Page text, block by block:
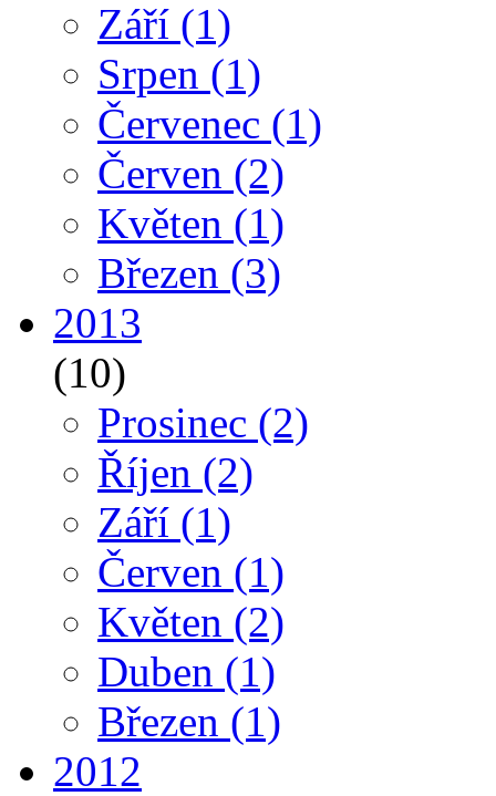
Září (1)
Srpen (1)
Červenec (1)
Červen (2)
Květen (1)
Březen (3)
2013
(10)
Prosinec (2)
Říjen (2)
Září (1)
Červen (1)
Květen (2)
Duben (1)
Březen (1)
2012